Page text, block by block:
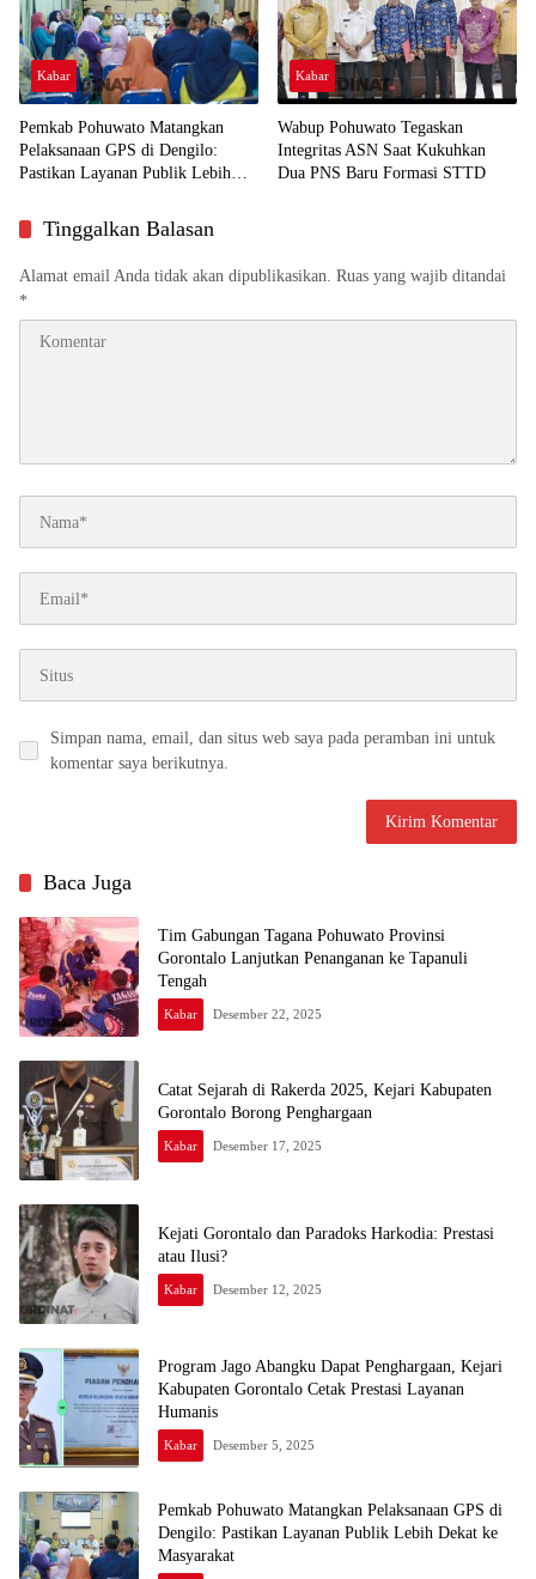
Kabar
Pemkab Pohuwato Matangkan
Pelaksanaan GPS di Dengilo:
Pastikan Layanan Publik Lebih
Kabar
Wabup Pohuwato Tegaskan
Integritas ASN Saat Kukuhkan
Dua PNS Baru Formasi STTD
Tinggalkan Balasan
Alamat email Anda tidak akan dipublikasikan. Ruas yang wajib ditandai
*
Simpan nama, email, dan situs web saya pada peramban ini untuk
komentar saya berikutnya.
Baca Juga
Tim Gabungan Tagana Pohuwato Provinsi
Gorontalo Lanjutkan Penanganan ke Tapanuli
Tengah
Kabar Desember 22, 2025
Catat Sejarah di Rakerda 2025, Kejari Kabupaten
Gorontalo Borong Penghargaan
Kabar Desember 17, 2025
Kejati Gorontalo dan Paradoks Harkodia: Prestasi
atau Ilusi?
Kabar Desember 12, 2025
Program Jago Abangku Dapat Penghargaan, Kejari
Kabupaten Gorontalo Cetak Prestasi Layanan
Humanis
Kabar Desember 5, 2025
Pemkab Pohuwato Matangkan Pelaksanaan GPS di
Dengilo: Pastikan Layanan Publik Lebih Dekat ke
Masyarakat